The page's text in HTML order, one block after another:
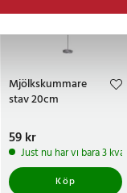
produkt
Mjölkskummare
stav 20cm
Pris:59 kr
59 kr
Just nu har vi bara 3
Köp